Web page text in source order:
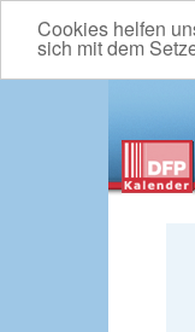
Cookies helfen
sich mit dem